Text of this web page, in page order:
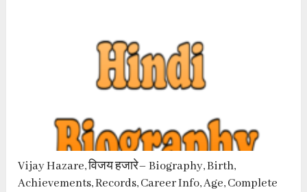
Vijay Hazare, विजय हजारे– Biography, Birth,
Achievements, Records, Career Info, Age, Complete